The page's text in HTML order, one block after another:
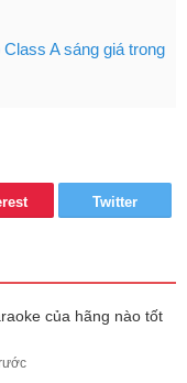
A sáng giá trong
Twitter
của hãng nào tốt